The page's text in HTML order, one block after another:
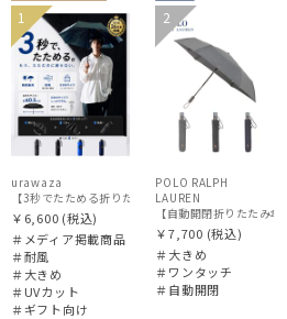
在庫表示
販売状況
メディア掲
載商品
ギフト
向け
MEN
1
urawaza
【3秒でたためる折りたたみ雨傘】urawaza 無双
￥6,600 (税込)
＃メディア掲載商品
＃耐風
＃大きめ
＃UVカット
＃ギフト向け
MEN
2
POLO RALPH
LAUREN
【自動開閉折りたたみ
￥7,700 (税込)
＃大きめ
＃ワンタッチ
＃自動開閉